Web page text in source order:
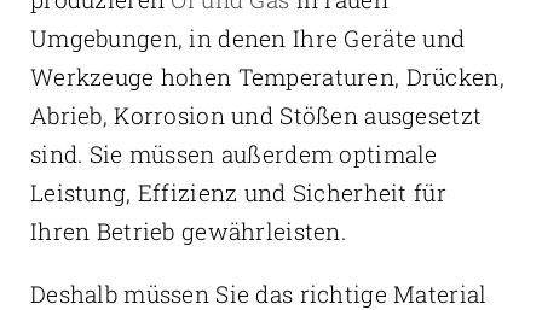
Umgebungen, in denen Ihre Geräte und
Werkzeuge hohen Temperaturen, Drücken,
Abrieb, Korrosion und Stößen ausgesetzt
sind. Sie müssen außerdem optimale
Leistung, Effizienz und Sicherheit für
Ihren Betrieb gewährleisten.
Deshalb müssen Sie das richtige Material